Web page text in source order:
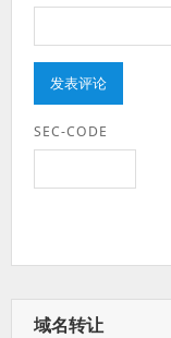
SEC-CODE
域名转让